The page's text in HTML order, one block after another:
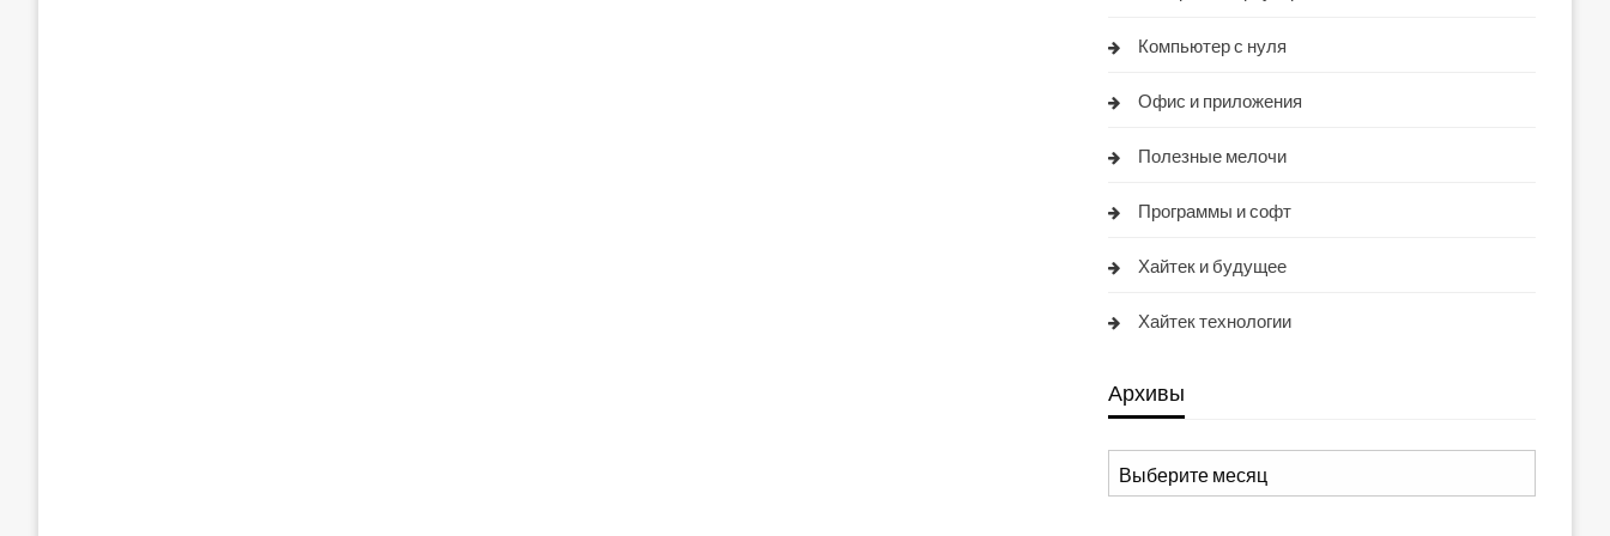
Компьютер с нуля
Офис и приложения
Полезные мелочи
Программы и софт
Хайтек и будущее
Хайтек технологии
Архивы
Архивы